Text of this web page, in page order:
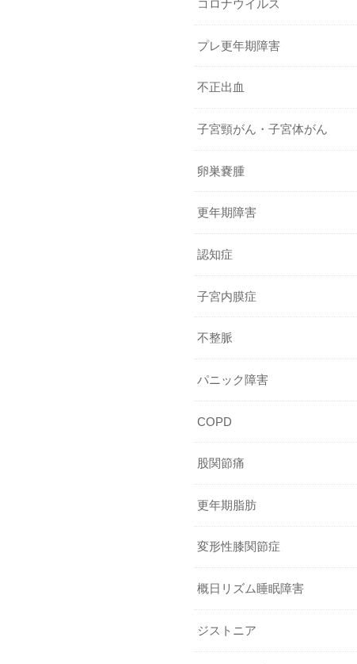
コロナウイルス
プレ更年期障害
不正出血
子宮頸がん・子宮体がん
卵巣嚢腫
更年期障害
認知症
子宮内膜症
不整脈
パニック障害
COPD
股関節痛
更年期脂肪
変形性膝関節症
概日リズム睡眠障害
ジストニア